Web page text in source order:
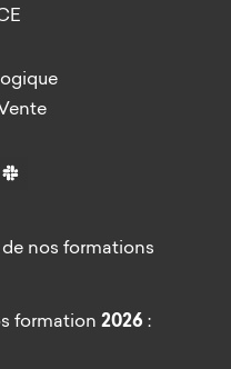
nos formations
formation 2026 :